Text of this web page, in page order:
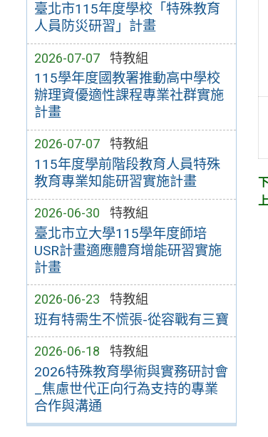
臺北市115年度學校「特殊教育
人員防災研習」計畫
2026-07-07 特教組
115學年度國教署推動高中學校
辦理資優適性課程專業社群實施
計畫
2026-07-07 特教組
115年度學前階段教育人員特殊
教育專業知能研習實施計畫
2026-06-30 特教組
臺北市立大學115學年度師培
USR計畫適應體育增能研習實施
計畫
2026-06-23 特教組
班有特需生不慌張-從容戰有三寶
2026-06-18 特教組
2026特殊教育學術與實務研討會
_焦慮世代正向行為支持的專業
合作與溝通